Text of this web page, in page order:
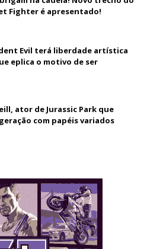
Fighter é apresentado!
Evil terá liberdade artística
eplica o motivo de ser
ator de Jurassic Park que
com papéis variados